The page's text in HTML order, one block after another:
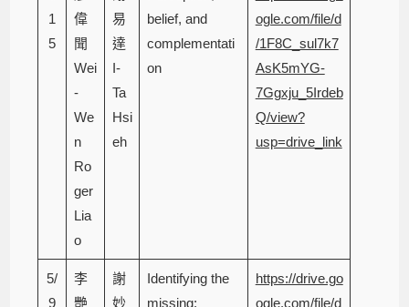
1
5
偉
聞
Wei
-
We
n
Ro
ger
Lia
o
易
達
I-
Ta
Hsi
eh
belief, and
complementati
on
ogle.com/file/d
/1F8C_sul7k7
AsK5mYG-
7Ggxju_5Irdeb
Q/view?
usp=drive_link
5/
9
李
艷
謝
妙
Identifying the
missing:
https://drive.go
ogle.com/file/d